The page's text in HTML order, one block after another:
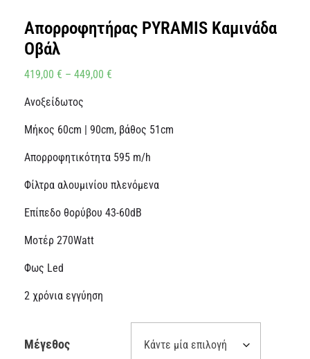
Απορροφητήρας PYRAMIS Καμινάδα
Οβάλ
419,00 € – 449,00 €
Ανοξείδωτος
Μήκος 60cm | 90cm, βάθος 51cm
Απορροφητικότητα 595 m/h
Φίλτρα αλουμινίου πλενόμενα
Επίπεδο θορύβου 43-60dB
Μοτέρ 270Watt
Φως Led
2 χρόνια εγγύηση
Μέγεθος